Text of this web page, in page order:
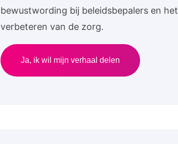
bewustwording bij beleidsbepalers en het
verbeteren van de zorg.
Ja, ik wil mijn verhaal delen